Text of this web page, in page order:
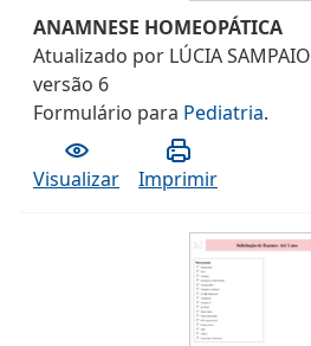
ANAMNESE HOMEOPÁTICA
Atualizado por LÚCIA SAMPAIO
versão 6
Formulário para Pediatria.
Visualizar Imprimir